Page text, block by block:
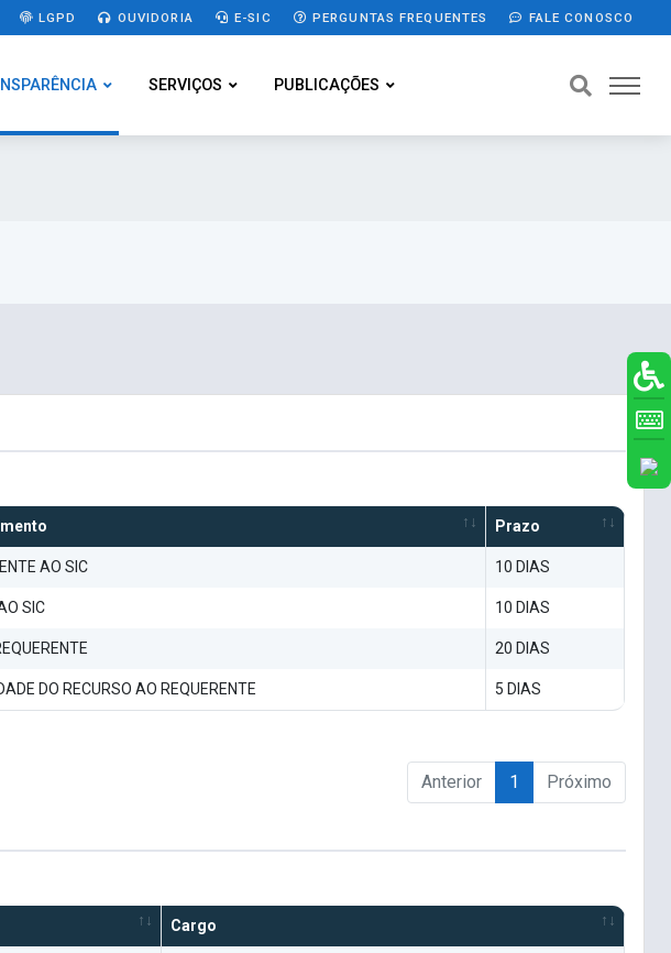
LGPD OUVIDORIA E-SIC PERGUNTAS FREQUENTES FALE CONOSCO
SERVIÇOS PUBLICAÇÕES
Prazo
AO SIC 10 DIAS
SIC 10 DIAS
20 DIAS
DO RECURSO AO REQUERENTE 5 DIAS
Anterior
1 Próximo
Cargo